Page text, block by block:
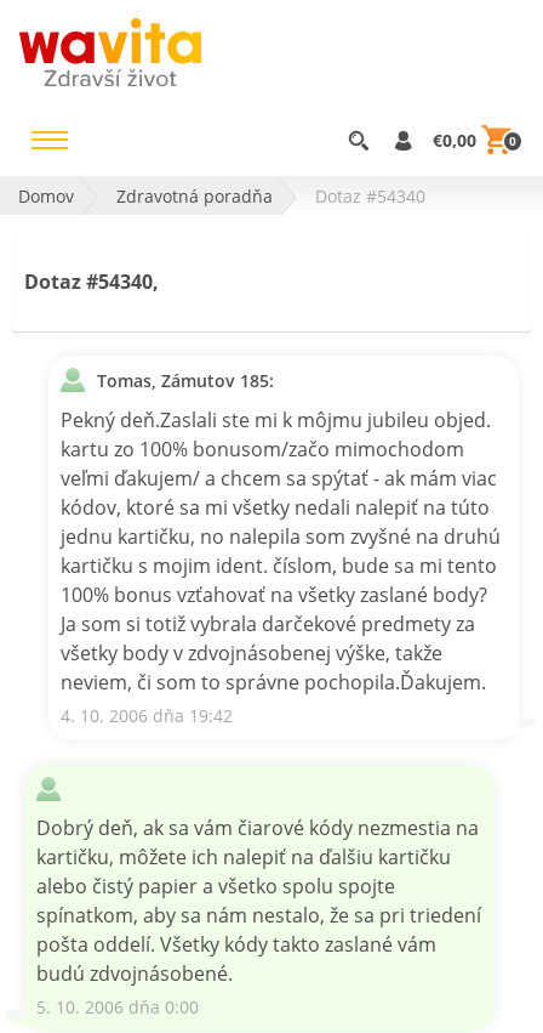
€0,00 0
Domov Zdravotná poradňa Dotaz #54340
Dotaz #54340,
Tomas, Zámutov 185:
Pekný deň.Zaslali ste mi k môjmu jubileu objed.
kartu zo 100% bonusom/začo mimochodom
veľmi ďakujem/ a chcem sa spýtať - ak mám viac
kódov, ktoré sa mi všetky nedali nalepiť na túto
jednu kartičku, no nalepila som zvyšné na druhú
kartičku s mojim ident. číslom, bude sa mi tento
100% bonus vzťahovať na všetky zaslané body?
Ja som si totiž vybrala darčekové predmety za
všetky body v zdvojnásobenej výške, takže
neviem, či som to správne pochopila.Ďakujem.
4. 10. 2006 dňa 19:42
Dobrý deň, ak sa vám čiarové kódy nezmestia na
kartičku, môžete ich nalepiť na ďalšiu kartičku
alebo čistý papier a všetko spolu spojte
spínatkom, aby sa nám nestalo, že sa pri triedení
pošta oddelí. Všetky kódy takto zaslané vám
budú zdvojnásobené.
5. 10. 2006 dňa 0:00